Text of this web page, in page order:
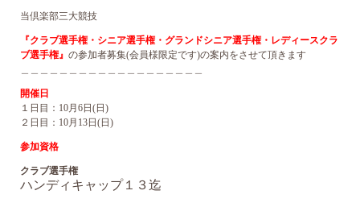
当倶楽部三大競技
『クラブ選手権・シニア選手権・グランドシニア選手権・レディースクラ
ブ選手権』 の参加者募集(会員様限定です)の案内をさせて頂きます
開催日
１日目：10月6日(日)
２日目：10月13日(日)
参加資格
クラブ選手権
ハンディキャップ１３迄